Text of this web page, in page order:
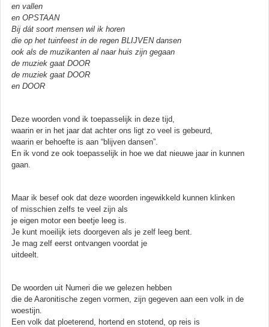
en vallen
en OPSTAAN
Bij dát soort mensen wil ik horen
die op het tuinfeest in de regen BLIJVEN dansen
ook als de muzikanten al naar huis zijn gegaan
de muziek gaat DOOR
de muziek gaat DOOR
en DOOR
Deze woorden vond ik toepasselijk in deze tijd,
waarin er in het jaar dat achter ons ligt zo veel is gebeurd,
waarin er behoefte is aan “blijven dansen”.
En ik vond ze ook toepasselijk in hoe we dat nieuwe jaar in kunnen
gaan.
Maar ik besef ook dat deze woorden ingewikkeld kunnen klinken
of misschien zelfs te veel zijn als
je eigen motor een beetje leeg is.
Je kunt moeilijk iets doorgeven als je zelf leeg bent.
Je mag zelf eerst ontvangen voordat je
uitdeelt.
De woorden uit Numeri die we gelezen hebben
die de Aaronitische zegen vormen, zijn gegeven aan een volk in de
woestijn.
Een volk dat ploeterend, hortend en stotend, op reis is